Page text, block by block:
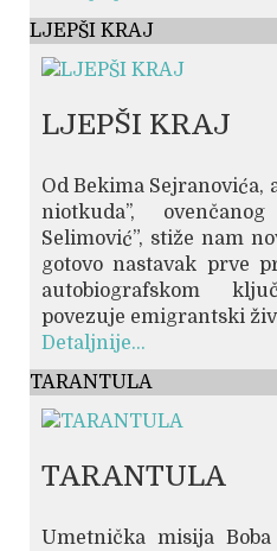
LJEPŠI KRAJ
LJEPŠI KRAJ
Od Bekima Sejranovića,
niotkuda’’,
Selimović”, stiže nam
gotovo nastavak prve
autobiografskom
povezuje emigrantski
Detaljnije...
TARANTULA
TARANTULA
Umetnička misija